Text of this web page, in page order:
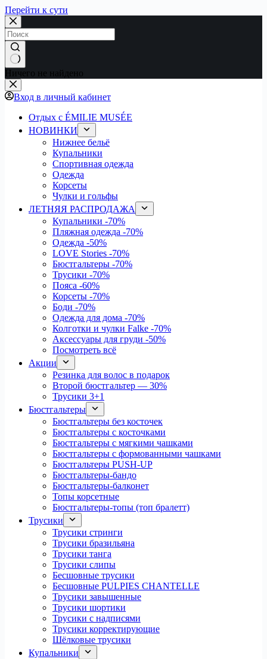
Перейти к сути
Ничего не найдено
Вход в личный кабинет
Отдых с ÉMILIE MUSÉE
НОВИНКИ
Нижнее бельё
Купальники
Спортивная одежда
Одежда
Корсеты
Чулки и гольфы
ЛЕТНЯЯ РАСПРОДАЖА
Купальники -70%
Пляжная одежда -70%
Одежда -50%
LOVE Stories -70%
Бюстгальтеры -70%
Трусики -70%
Пояса -60%
Корсеты -70%
Боди -70%
Одежда для дома -70%
Колготки и чулки Falke -70%
Аксессуары для груди -50%
Посмотреть всё
Акции
Резинка для волос в подарок
Второй бюстгальтер — 30%
Трусики 3+1
Бюстгальтеры
Бюстгальтеры без косточек
Бюстгальтеры с косточками
Бюстгальтеры с мягкими чашками
Бюстгальтеры с формованными чашками
Бюстгальтеры PUSH-UP
Бюстгальтеры-бандо
Бюстгальтеры-балконет
Топы корсетные
Бюстгальтеры-топы (топ бралетт)
Трусики
Трусики стринги
Трусики бразильяна
Трусики танга
Трусики слипы
Бесшовные трусики
Бесшовные PULPIES CHANTELLE
Трусики завышенные
Трусики шортики
Трусики с надписями
Трусики корректирующие
Шёлковые трусики
Купальники